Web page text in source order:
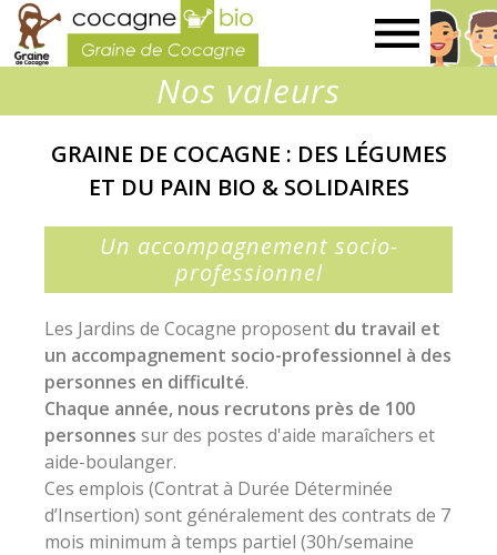
de
Cocagne
Nos valeurs
GRAINE DE COCAGNE : DES LÉGUMES
ET DU PAIN BIO & SOLIDAIRES
Un accompagnement socio-
professionnel
Les Jardins de Cocagne proposent du travail et
un accompagnement socio-professionnel à des
personnes en difficulté.
Chaque année, nous recrutons près de 100
personnes sur des postes d'aide maraîchers et
aide-boulanger.
Ces emplois (Contrat à Durée Déterminée
d’Insertion) sont généralement des contrats de 7
mois minimum à temps partiel (30h/semaine